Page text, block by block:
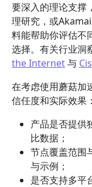
要深入的理论支撑
理研究，或
料能帮助你评估不
选择。有关行业洞
the Internet与
在考虑使用蘑菇加
信任度和实际效果：
产品是否提供
比数据；
节点覆盖范围
与示例；
是否支持多平